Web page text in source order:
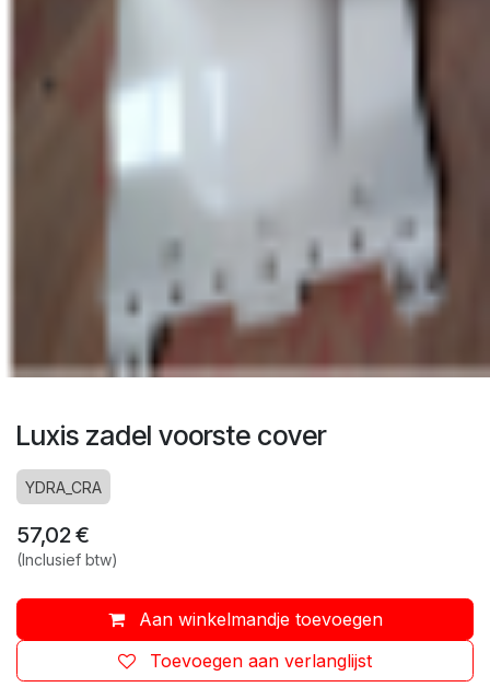
Luxis zadel voorste cover
YDRA_CRA
57,02€
(Inclusief btw)
Aan winkelmandje toevoegen
Toevoegen aan verlanglijst